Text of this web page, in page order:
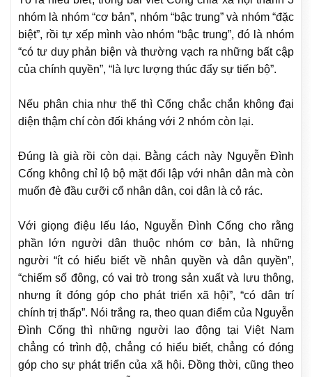
nhóm là nhóm “cơ bản”, nhóm “bậc trung” và nhóm “đặc
biệt”, rồi tự xếp mình vào nhóm “bậc trung”, đó là nhóm
“có tư duy phản biện và thường vạch ra những bất cập
của chính quyền”, “là lực lượng thúc đẩy sự tiến bộ”.
Nếu phân chia như thế thì Cống chắc chắn không đại
diện thậm chí còn đối kháng với 2 nhóm còn lại.
Đúng là già rồi còn dại. Bằng cách này Nguyễn Đình
Cống không chỉ lộ bộ mặt đối lập với nhân dân mà còn
muốn đè đầu cưỡi cổ nhân dân, coi dân là cỏ rác.
Với giọng điệu lếu láo,
Nguyễn Đình Cống cho rằng
phần lớn người dân thuộc nhóm cơ bản, là những
người “ít có hiểu biết về nhân quyền và dân quyền”,
“chiếm số đông, có vai trò trong sản xuất và lưu thông,
nhưng ít đóng góp cho phát triển xã hội”, “có dân trí
chính trị thấp”. Nói trắng ra, theo quan điểm của Nguyễn
Đình Cống thì những người lao động tại Việt Nam
chẳng có trình độ, chẳng có hiểu biết, chẳng có đóng
góp cho sự phát triển của xã hội. Đồng thời, cũng theo